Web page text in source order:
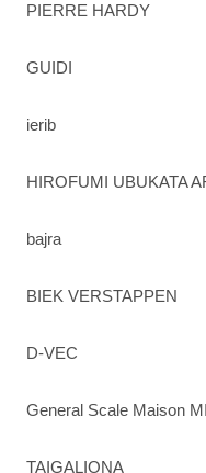
PIERRE HARDY
GUIDI
ierib
HIROFUMI UBUKATA
bajra
BIEK VERSTAPPEN
D-VEC
General Scale Maison
TAIGALIONA